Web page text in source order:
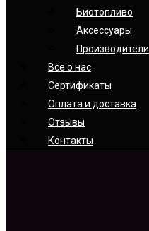
Биотопливо
Аксессуары
Производители
Все о нас
Сертификаты
Оплата и доставка
Отзывы
Контакты